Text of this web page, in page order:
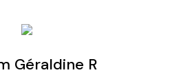
Géraldine R